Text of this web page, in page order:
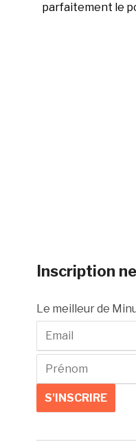
parfaitement le
Inscription
Le meilleur de